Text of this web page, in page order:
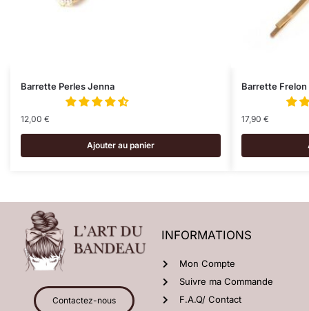
Barrette Perles Jenna
12,00 €
Ajouter au panier
Barrette
17,90 €
Contactez-nous
INFORMATIONS
Mon Compte
Suivre ma Commande
F.A.Q/ Contact